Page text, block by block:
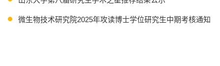
微生物技术研究院2025年攻读博士学位研究生中期考核通知